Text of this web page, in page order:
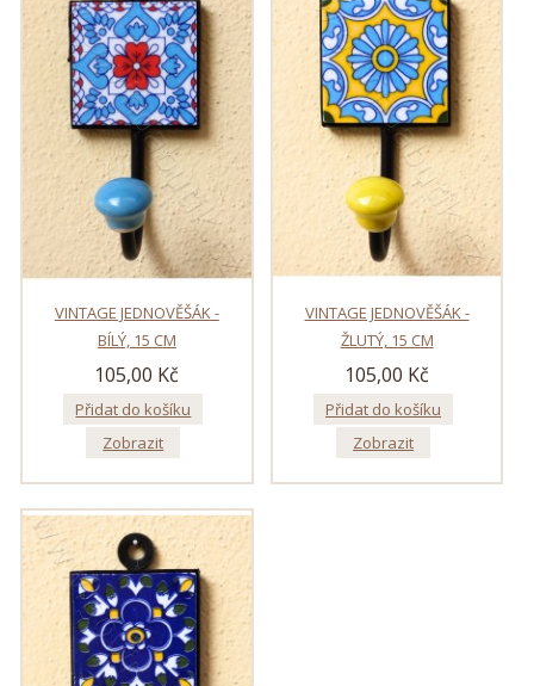
VINTAGE JEDNOVĚŠÁK -
BÍLÝ, 15 CM
105,00 Kč
Přidat do košíku
Zobrazit
VINTAGE JEDNOVĚŠÁK -
ŽLUTÝ, 15 CM
105,00 Kč
Přidat do košíku
Zobrazit